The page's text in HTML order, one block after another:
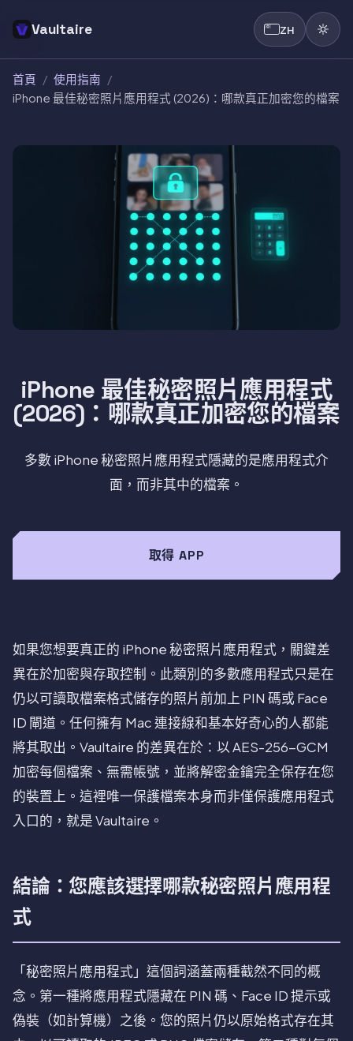
Vaultaire ZH
首頁 / 使用指南 /
iPhone 最佳秘密照片應用程式 (2026)：哪款真正加密您的檔案
iPhone 最佳秘密照片應用程式
(2026)：哪款真正加密您的檔案
多數 iPhone 秘密照片應用程式隱藏的是應用程式介
面，而非其中的檔案。
取得 APP
如果您想要真正的 iPhone 秘密照片應用程式，關鍵差
異在於加密與存取控制。此類別的多數應用程式只是在
仍以可讀取檔案格式儲存的照片前加上 PIN 碼或 Face
ID 閘道。任何擁有 Mac 連接線和基本好奇心的人都能
將其取出。Vaultaire 的差異在於：以 AES-256-GCM
加密每個檔案、無需帳號，並將解密金鑰完全保存在您
的裝置上。這裡唯一保護檔案本身而非僅保護應用程式
入口的，就是 Vaultaire。
結論：您應該選擇哪款秘密照片應用程
式
「秘密照片應用程式」這個詞涵蓋兩種截然不同的概
念。第一種將應用程式隱藏在 PIN 碼、Face ID 提示或
偽裝（如計算機）之後。您的照片仍以原始格式存在其